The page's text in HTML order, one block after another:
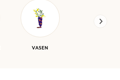
VASEN